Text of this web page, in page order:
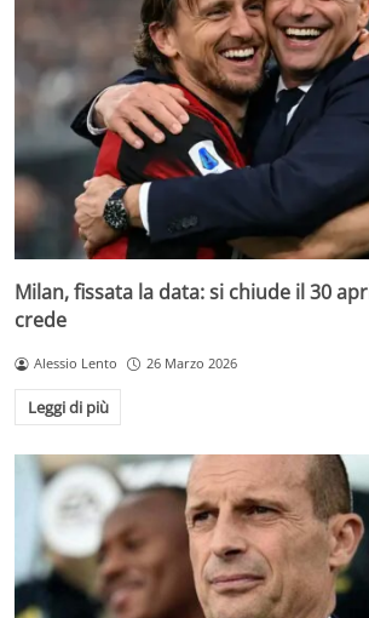
Milan, fissata la data: si chiude il 30
crede
Alessio Lento 26 Marzo 2026
Leggi di più